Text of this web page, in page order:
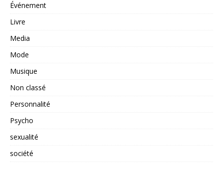
Événement
Livre
Media
Mode
Musique
Non classé
Personnalité
Psycho
sexualité
société